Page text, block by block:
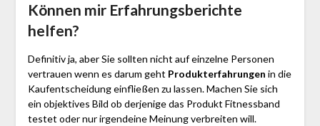
Können mir Erfahrungsberichte
helfen?
Definitiv ja, aber Sie sollten nicht auf einzelne Personen
vertrauen wenn es darum geht Produkterfahrungen in die
Kaufentscheidung einfließen zu lassen. Machen Sie sich
ein objektives Bild ob derjenige das Produkt Fitnessband
testet oder nur irgendeine Meinung verbreiten will.